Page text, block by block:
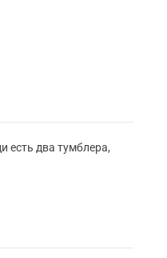
есть два тумблера,